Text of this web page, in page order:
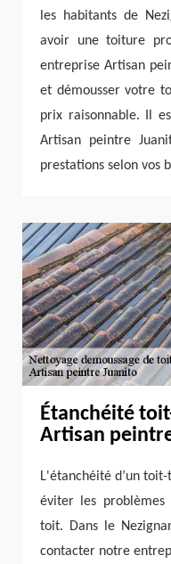
les habitants de
avoir une toiture
entreprise Artisan
et démousser votre
prix raisonnable. Il
Artisan peintre
prestations selon vos
Étanchéité
Artisan
L'étanchéité d’un
éviter les problèmes
toit. Dans le
contacter notre